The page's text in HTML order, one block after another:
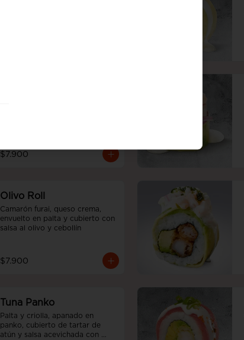
$7.900
Olivo Roll
Camarón furai, queso crema,
envuelto en palta y cubierto con
salsa al olivo y cebollín
$7.900
Tuna Panko
Palta y criolla, apanado en
panko, cubierto de tartar de
atún y salsa acevichada con